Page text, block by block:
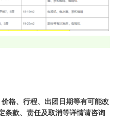
价格、行程、出团日期等有可能改
条款、责任及取消等详情请咨询